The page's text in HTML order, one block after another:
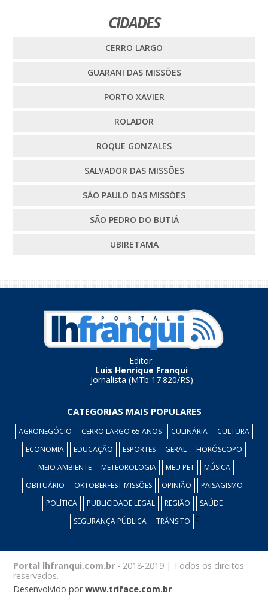
CIDADES
CERRO LARGO
GUARANI DAS MISSÕES
PORTO XAVIER
ROLADOR
ROQUE GONZALES
SALVADOR DAS MISSÕES
SÃO PAULO DAS MISSÕES
SÃO PEDRO DO BUTIÁ
UBIRETAMA
Editor:
Luis Henrique Franqui
Jornalista (MTb 17.820/RS)
CATEGORIAS MAIS POPULARES
AGRONEGÓCIO CERRO LARGO 65 ANOS CULINÁRIA
CULTURA
ECONOMIA
EDUCAÇÃO ESPORTES GERAL
HORÓSCOPO
MEIO AMBIENTE
METEOROLOGIA MEU PET
MÚSICA
OBITUÁRIO
OKTOBERFEST MISSÕES OPINIÃO
PAISAGISMO
POLÍTICA
PUBLICIDADE LEGAL REGIÃO
SAÚDE
SEGURANÇA PÚBLICA
TRÂNSITO c
Portal lhfranqui.com.br - 2018-2019 | Todos os direitos
reservados.
Desenvolvido porwww.triface.com.br